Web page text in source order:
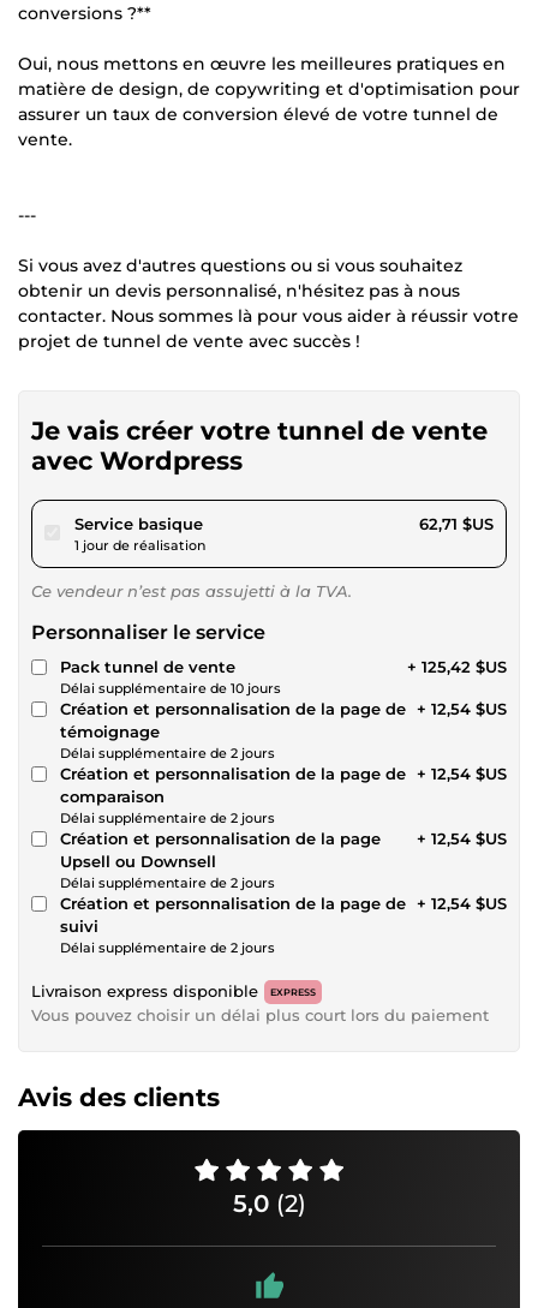
conversions ?**
Oui, nous mettons en œuvre les meilleures pratiques en
matière de design, de copywriting et d'optimisation pour
assurer un taux de conversion élevé de votre tunnel de
vente.
---
Si vous avez d'autres questions ou si vous souhaitez
obtenir un devis personnalisé, n'hésitez pas à nous
contacter. Nous sommes là pour vous aider à réussir votre
projet de tunnel de vente avec succès !
Je vais créer votre tunnel de vente
avec Wordpress
Service basiquepour 57,79 $US
1 jour de réalisation
62,71 $US
Ce vendeur n’est pas assujetti à la TVA.
Personnaliser le service
Pack tunnel de vente
Délai supplémentaire de 10 jours
+ 125,42 $US
Création et personnalisation de la page de
témoignage
Délai supplémentaire de 2 jours
+ 12,54 $US
Création et personnalisation de la page de
comparaison
Délai supplémentaire de 2 jours
+ 12,54 $US
Création et personnalisation de la page
Upsell ou Downsell
Délai supplémentaire de 2 jours
+ 12,54 $US
Création et personnalisation de la page de
suivi
Délai supplémentaire de 2 jours
+ 12,54 $US
Livraison express disponible EXPRESS
Vous pouvez choisir un délai plus court lors du paiement
Avis des clients
5,0 (2)